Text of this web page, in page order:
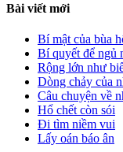
Bài viết mới
Bí mật của bùa
Bí quyết để ngủ
Rộng lớn như
Dòng chảy của
Câu chuyện về
Hổ chết còn sói
Đi tìm niềm vui
Lấy oán báo ân